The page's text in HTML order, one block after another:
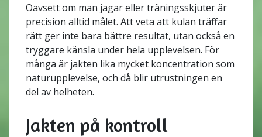
Oavsett om man jagar eller träningsskjuter är
precision alltid målet. Att veta att kulan träffar
rätt ger inte bara bättre resultat, utan också en
tryggare känsla under hela upplevelsen. För
många är jakten lika mycket koncentration som
naturupplevelse, och då blir utrustningen en
del av helheten.
Jakten på kontroll